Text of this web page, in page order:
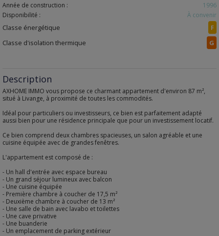
Année de construction :
1996
Disponibilité :
À convenir
Classe énergétique
F
Classe d'isolation thermique
G
Description
AXHOME IMMO vous propose ce charmant appartement d'environ 87 m²,
situé à Livange, à proximité de toutes les commodités.
Idéal pour particuliers ou investisseurs, ce bien est parfaitement adapté
aussi bien pour une résidence principale que pour un investissement locatif.
Ce bien comprend deux chambres spacieuses, un salon agréable et une
cuisine équipée avec de grandes fenêtres.
L'appartement est composé de :
- Un hall d'entrée avec espace bureau
- Un grand séjour lumineux avec balcon
- Une cuisine équipée
- Première chambre à coucher de 17,5 m²
- Deuxième chambre à coucher de 13 m²
- Une salle de bain avec lavabo et toilettes
- Une cave privative
- Une buanderie
- Un emplacement de parking extérieur